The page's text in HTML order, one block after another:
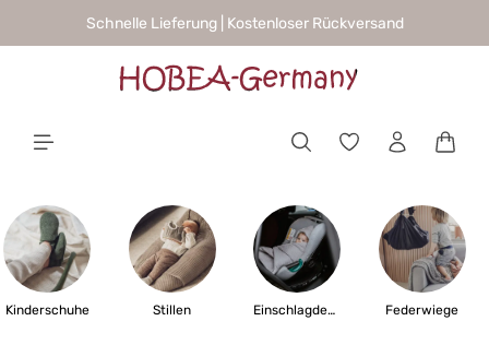
springenSchnelle Lieferung | Kostenloser Rückversand
Kinderschuhe Stillen Einschlagdecken Federwiege